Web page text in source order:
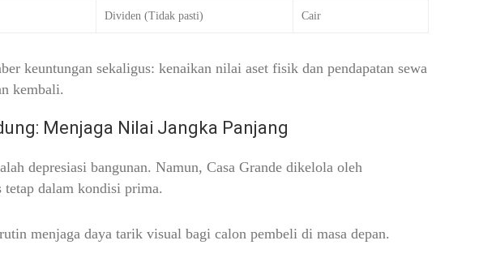
Dividen (Tidak pasti) Cair
keuntungan sekaligus: kenaikan nilai aset fisik dan pendapatan sewa
kembali.
Menjaga Nilai Jangka Panjang
depresiasi bangunan. Namun, Casa Grande dikelola oleh
dalam kondisi prima.
menjaga daya tarik visual bagi calon pembeli di masa depan.